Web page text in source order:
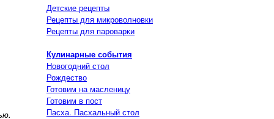
Детские рецепты
Рецепты для микроволновки
Рецепты для пароварки
Кулинарные события
Новогодний стол
Рождество
Готовим на масленицу
Готовим в пост
Пасха. Пасхальный стол